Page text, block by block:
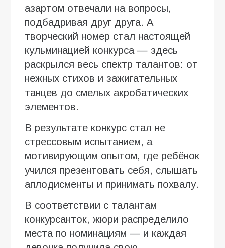
азартом отвечали на вопросы,
подбадривая друг друга. А
творческий номер стал настоящей
кульминацией конкурса — здесь
раскрылся весь спектр талантов: от
нежных стихов и зажигательных
танцев до смелых акробатических
элементов.
В результате конкурс стал не
стрессовым испытанием, а
мотивирующим опытом, где ребёнок
учился презентовать себя, слышать
аплодисменты и принимать похвалу.
В соответствии с талантам
конкурсанток, жюри распределило
места по номинациям — и каждая